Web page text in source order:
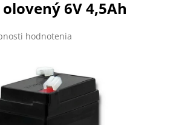
6V 4,5Ah
hodnotenia